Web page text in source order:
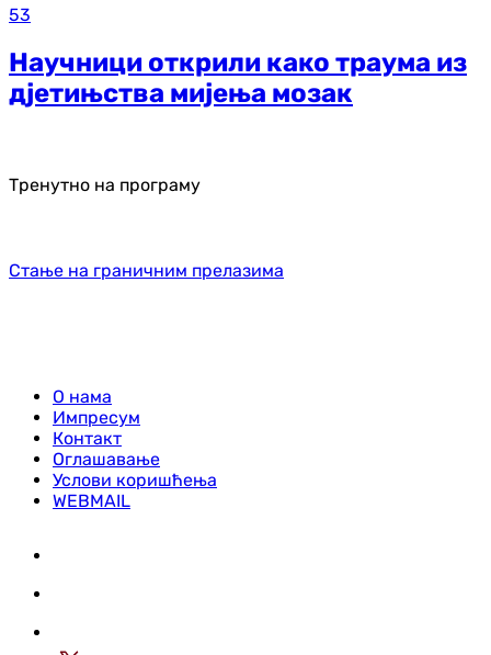
53
Научници открили како траума из
д‌јетињства мијења мозак
Тренутно на програму
Стање на граничним прелазима
О нама
Импресум
Контакт
Оглашавање
Услови коришћења
WEBMAIL